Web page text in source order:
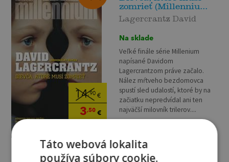
14,90 €
3,50 €
zomrieť (Millenniu...
Lagercrantz David
Na sklade
Veľké finále série Millenium
napísané Davidom
Lagercrantzom práve začalo.
Nález mŕtveho bezdomovca
spustí sled udalostí, ktoré by na
začiatku nepredvídal ani ten
najväčší milovník trilerov....
Táto webová lokalita
používa súbory cookie.